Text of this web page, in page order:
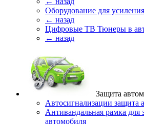
Оборудование для
← назад
Цифровые ТВ Тюнеры в
← назад
Защита
Автосигнализации защита
Антивандальная рамка для
автомобиля